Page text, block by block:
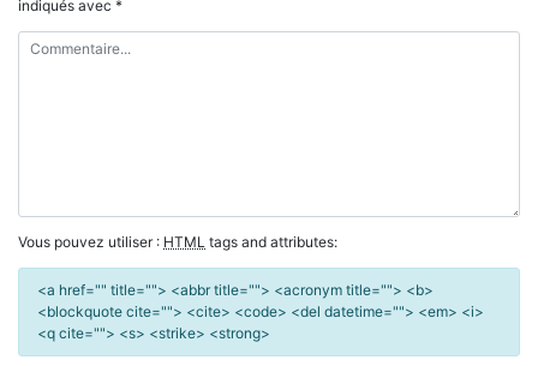
indiqués avec *
Vous pouvez utiliser : HTML tags and attributes:
<a href="" title=""> <abbr title=""> <acronym title=""> <b>
<blockquote cite=""> <cite> <code> <del datetime=""> <em> <i>
<q cite=""> <s> <strike> <strong>